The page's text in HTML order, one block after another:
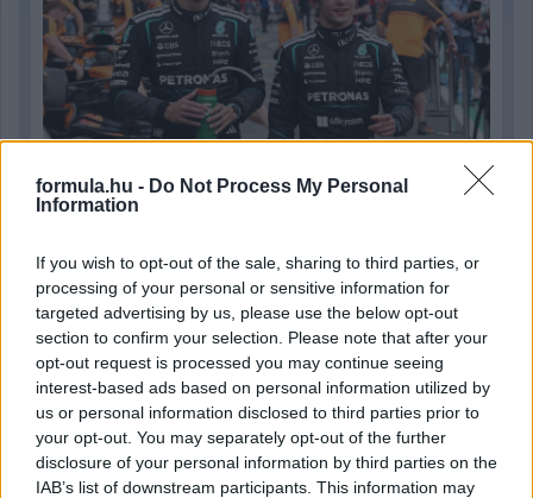
formula.hu - Do Not Process My Personal
Information
If you wish to opt-out of the sale, sharing to third parties, or
processing of your personal or sensitive information for
targeted advertising by us, please use the below opt-out
section to confirm your selection. Please note that after your
opt-out request is processed you may continue seeing
interest-based ads based on personal information utilized by
us or personal information disclosed to third parties prior to
your opt-out. You may separately opt-out of the further
disclosure of your personal information by third parties on the
IAB’s list of downstream participants. This information may
1 napja
Hakkinen megtartaná a Norris-Piastri párost a
McLarennél, nem borítaná fel Verstappenért